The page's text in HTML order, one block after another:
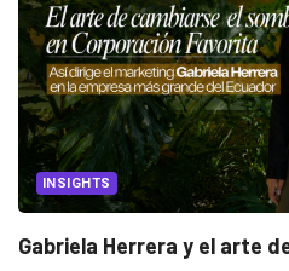
INSIGHTS
Gabriela Herrera y el arte